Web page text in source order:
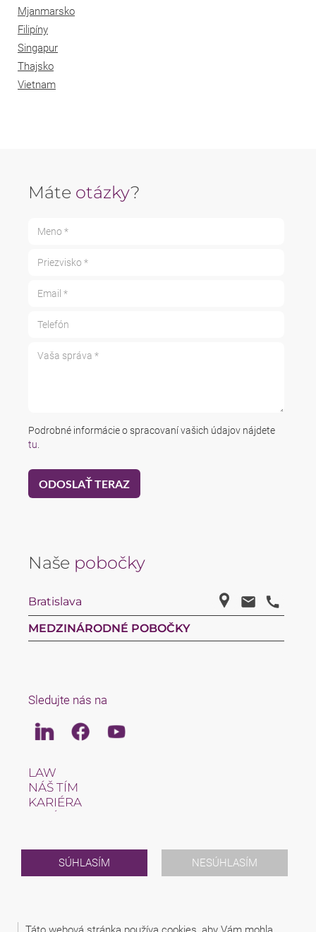
SÚHLASÍM NESÚHLASÍM
Mjanmarsko
Filipíny
Singapur
Thajsko
Vietnam
Máte otázky?
Podrobné informácie o spracovaní vašich údajov nájdete
tu
Naše pobočky
Bratislava
MEDZINÁRODNÉ POBOČKY
Sledujte nás na
LinkedinFacebookYoutube
LAW
NÁŠ TÍM
KARIÉRA
NEWS & JUSFUL
PODUJATIA
KONTAKT